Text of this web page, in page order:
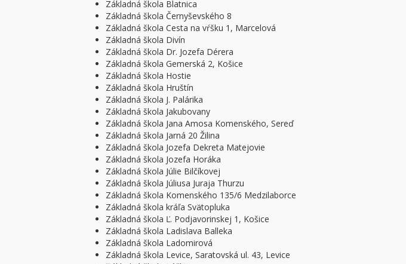
Základná škola Blatnica
Základná škola Černyševského 8
Základná škola Cesta na vŕšku 1, Marcelová
Základná škola Divín
Základná škola Dr. Jozefa Dérera
Základná škola Gemerská 2, Košice
Základná škola Hostie
Základná škola Hruštín
Základná škola J. Palárika
Základná škola Jakubovany
Základná škola Jana Amosa Komenského, Sereď
Základná škola Jarná 20 Žilina
Základná škola Jozefa Dekreta Matejovie
Základná škola Jozefa Horáka
Základná škola Júlie Bilčíkovej
Základná škola Júliusa Juraja Thurzu
Základná škola Komenského 135/6 Medzilaborce
Základná škola kráľa Svätopluka
Základná škola Ľ. Podjavorinskej 1, Košice
Základná škola Ladislava Balleka
Základná škola Ladomirová
Základná škola Levice, Saratovská ul. 43, Levice